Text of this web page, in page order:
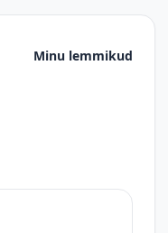
Minu lemmikud